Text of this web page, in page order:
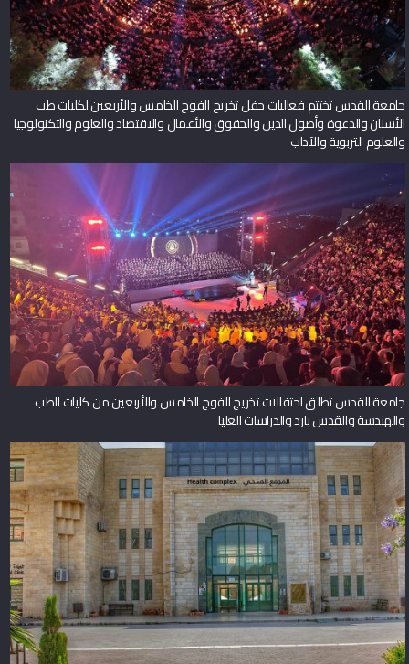
جامعة القدس تختتم فعاليات حفل تخريج الفوج الخامس والأربعين لكليات طب
الأسنان والدعوة وأصول الدين والحقوق والأعمال والاقتصاد والعلوم والتكنولوجيا
والعلوم التربوية والآداب
جامعة القدس تطلق احتفالات تخريج الفوج الخامس والأربعين من كليات الطب
والهندسة والقدس بارد والدراسات العليا